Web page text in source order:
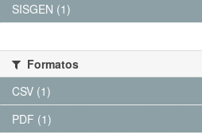
SISGEN (1)
Formatos
CSV (1)
PDF (1)